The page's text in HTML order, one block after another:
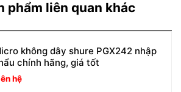
phẩm liên quan khác
không dây shure PGX242 nhập
chính hãng, giá tốt
hệ